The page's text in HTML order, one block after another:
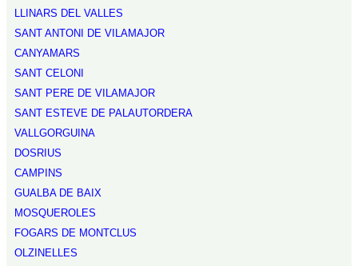
LLINARS DEL VALLES
SANT ANTONI DE VILAMAJOR
CANYAMARS
SANT CELONI
SANT PERE DE VILAMAJOR
SANT ESTEVE DE PALAUTORDERA
VALLGORGUINA
DOSRIUS
CAMPINS
GUALBA DE BAIX
MOSQUEROLES
FOGARS DE MONTCLUS
OLZINELLES